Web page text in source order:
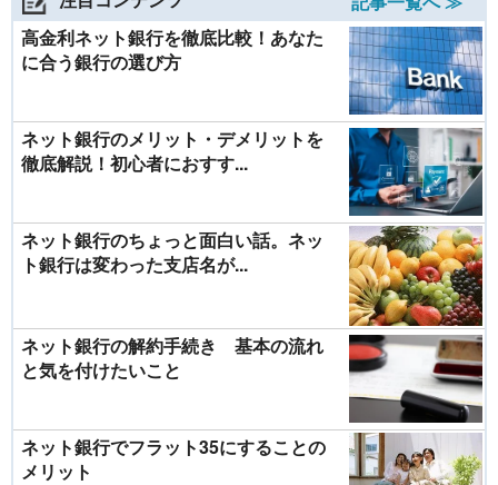
高金利ネット銀行を徹底比較！あなた
に合う銀行の選び方
ネット銀行のメリット・デメリットを
徹底解説！初心者におすす...
ネット銀行のちょっと面白い話。ネッ
ト銀行は変わった支店名が...
ネット銀行の解約手続き 基本の流れ
と気を付けたいこと
ネット銀行でフラット35にすることの
メリット